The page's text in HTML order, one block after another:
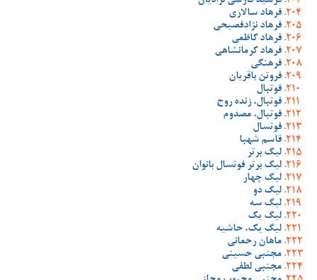
فرهاد سالاری
فرهاد نژادفصیحی
فرهاد کاظمی
فرهاد کرمانشاهی
فرهنگی
فروتن باقریان
فوتبال
فوتبال، زنده روح
فوتبال، مصدوم
فوتسال
قاسم شهبا
لیگ برتر
لیگ برتر فوتسال بانوان
لیگ چهار
لیگ دو
لیگ سه
لیگ یک
لیگ یک، حاشیه
ماهان رحمانی
مجتبی حسینی
مجتبی لطفی